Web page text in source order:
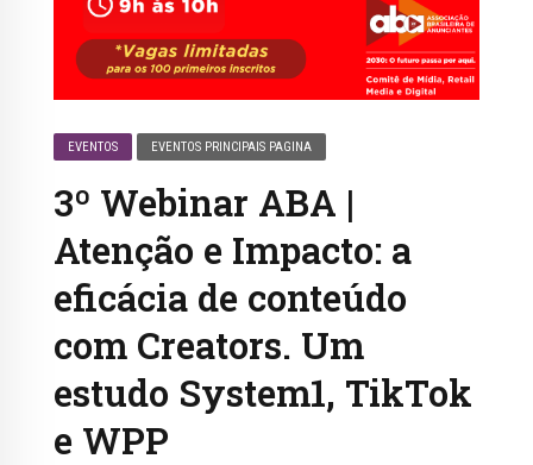
EVENTOS EVENTOS PRINCIPAIS PAGINA
3º Webinar ABA |
Atenção e Impacto: a
eficácia de conteúdo
com Creators. Um
estudo System1, TikTok
e WPP